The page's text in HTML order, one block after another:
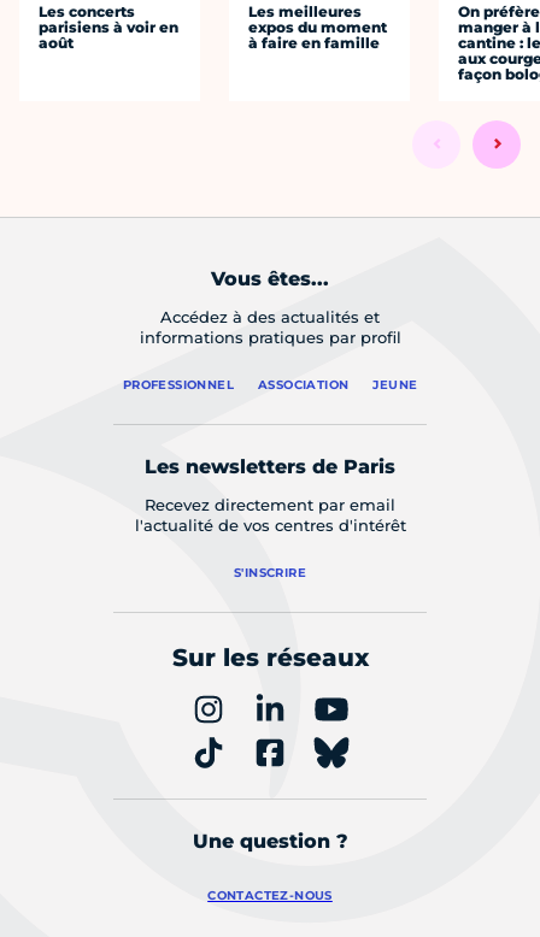
Les concerts
parisiens à voir en
août
Les meilleures
expos du moment
à faire en famille
On préfère
manger à
cantine :
aux
façon
Vous êtes...
Accédez à des actualités et
informations pratiques par profil
PROFESSIONNEL ASSOCIATION JEUNE
Les newsletters de Paris
Recevez directement par email
l'actualité de vos centres d'intérêt
S'INSCRIRE
Sur les réseaux
Une question ?
CONTACTEZ-NOUS